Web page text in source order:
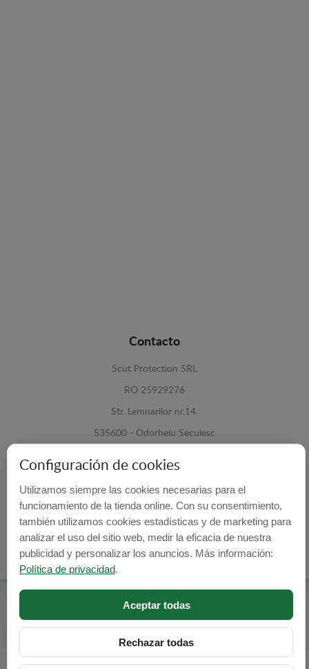
Contacto
Scut Protection SRL
RO 25929276
Str. Lemnarilor nr.14.
535600 - Odorheiu Secuiesc
Site: www.cubrecarter.com
Cubre Carter -© 2026
Programed Bylokopi WEB
Configuración de cookies
Utilizamos siempre las cookies necesarias para el
funcionamiento de la tienda online. Con su consentimiento,
también utilizamos cookies estadísticas y de marketing para
analizar el uso del sitio web, medir la eficacia de nuestra
publicidad y personalizar los anuncios. Más información:
Política de privacidad.
Aceptar todas
Rechazar todas